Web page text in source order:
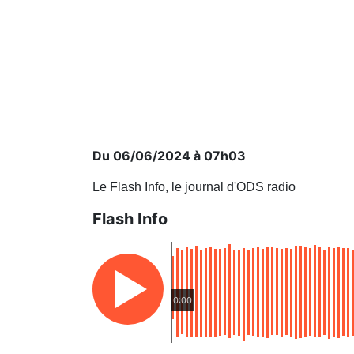
Du 06/06/2024 à 07h03
Le Flash Info, le journal d'ODS radio
Flash Info
0:00